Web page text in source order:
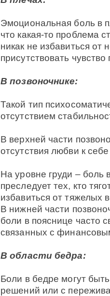
Эмоциональная боль в
что какая-то проблема
никак не избавиться
присутствовать
В позвоночнике:
Такой тип
отсутствием
В верхней части
отсутствия любви к
На уровне груди – боль
преследует тех, кто
избавиться от тяжелых
В нижней части
боли в пояснице часто
связанных с
В области бедра:
Боли в бедре могут
решений или с